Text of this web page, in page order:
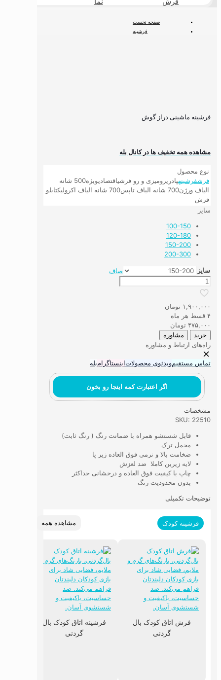
صفحه نخست
فرشینه
فرشینه ماشینی دراز گوش
مشاهده همه تخفیف ها در کانال بله
نوع محصول
فرشفرشینهپادریرومیزی و رو فرشیاقتصادیویژه
500 شانه
الیاف ورژن700 شانه الیاف تاپس 700 شانه الیاف اکرولیک
تابلو
فرش
سایز
100-150
120-180
150-200
200-300
سایز
صاف
فرشینه
ماشینی
دراز
گوش
عدد
۱,۹۰۰,۰۰۰ تومان
۴ قسط هر ماه
۴۷۵,۰۰۰ تومان
خرید مشاوره
راه‌های ارتباط و مشاوره
تماس مستقیمویدئوی محصولاتاینستاگرامبله
اگر اعتبارت کمه اینجا رو بخون
مشخصات
SKU: 22510
قابل شستشو همراه با ضمانت رنگ ( رنگ ثابت)
مخمل ترک
ضخامت بالا و نرمی فوق العاده زیر پا
لایه زیرین کاملا ضد لعزش
چاپ با کیفیت فوق العاده و درخشانی حداکثر
بدون محدودیت رنگ
توضیحات تکمیلی
فرشینه کودک مشاهده همه
فرش اتاق کودک بال
گردنی
فرشینه اتاق کودک بال
گردنی